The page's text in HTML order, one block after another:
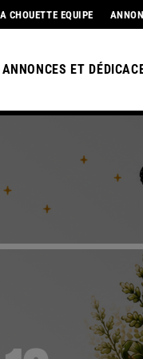
DEDICATION
CHOUETTE EQUIPE
ANNONCES ET